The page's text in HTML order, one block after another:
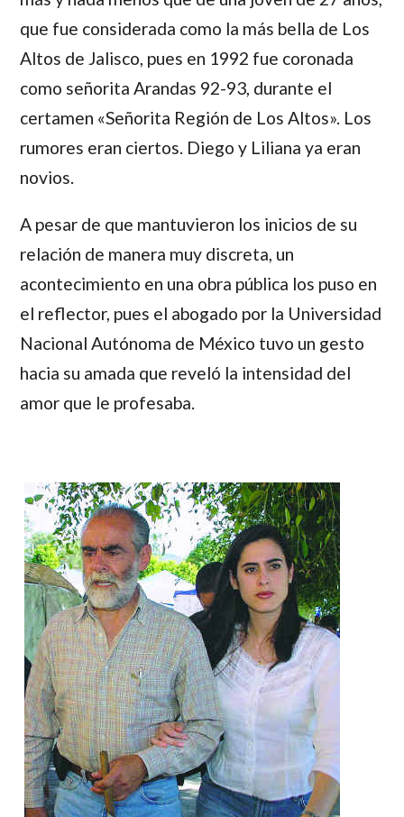
que fue considerada como la más bella de Los
Altos de Jalisco, pues en 1992 fue coronada
como señorita Arandas 92-93, durante el
certamen «Señorita Región de Los Altos». Los
rumores eran ciertos. Diego y Liliana ya eran
novios.
A pesar de que mantuvieron los inicios de su
relación de manera muy discreta, un
acontecimiento en una obra pública los puso en
el reflector, pues el abogado por la Universidad
Nacional Autónoma de México tuvo un gesto
hacia su amada que reveló la intensidad del
amor que le profesaba.